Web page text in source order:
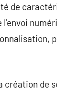
de
création de